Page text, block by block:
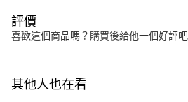
評價
喜歡這個商品嗎？購買後給他一個好評吧
其他人也在看